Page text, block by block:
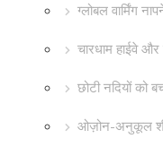
ग्लोबल वार्मिंग
चारधाम हाईवे और
छोटी नदियों को
ओज़ोन-अनुकूल